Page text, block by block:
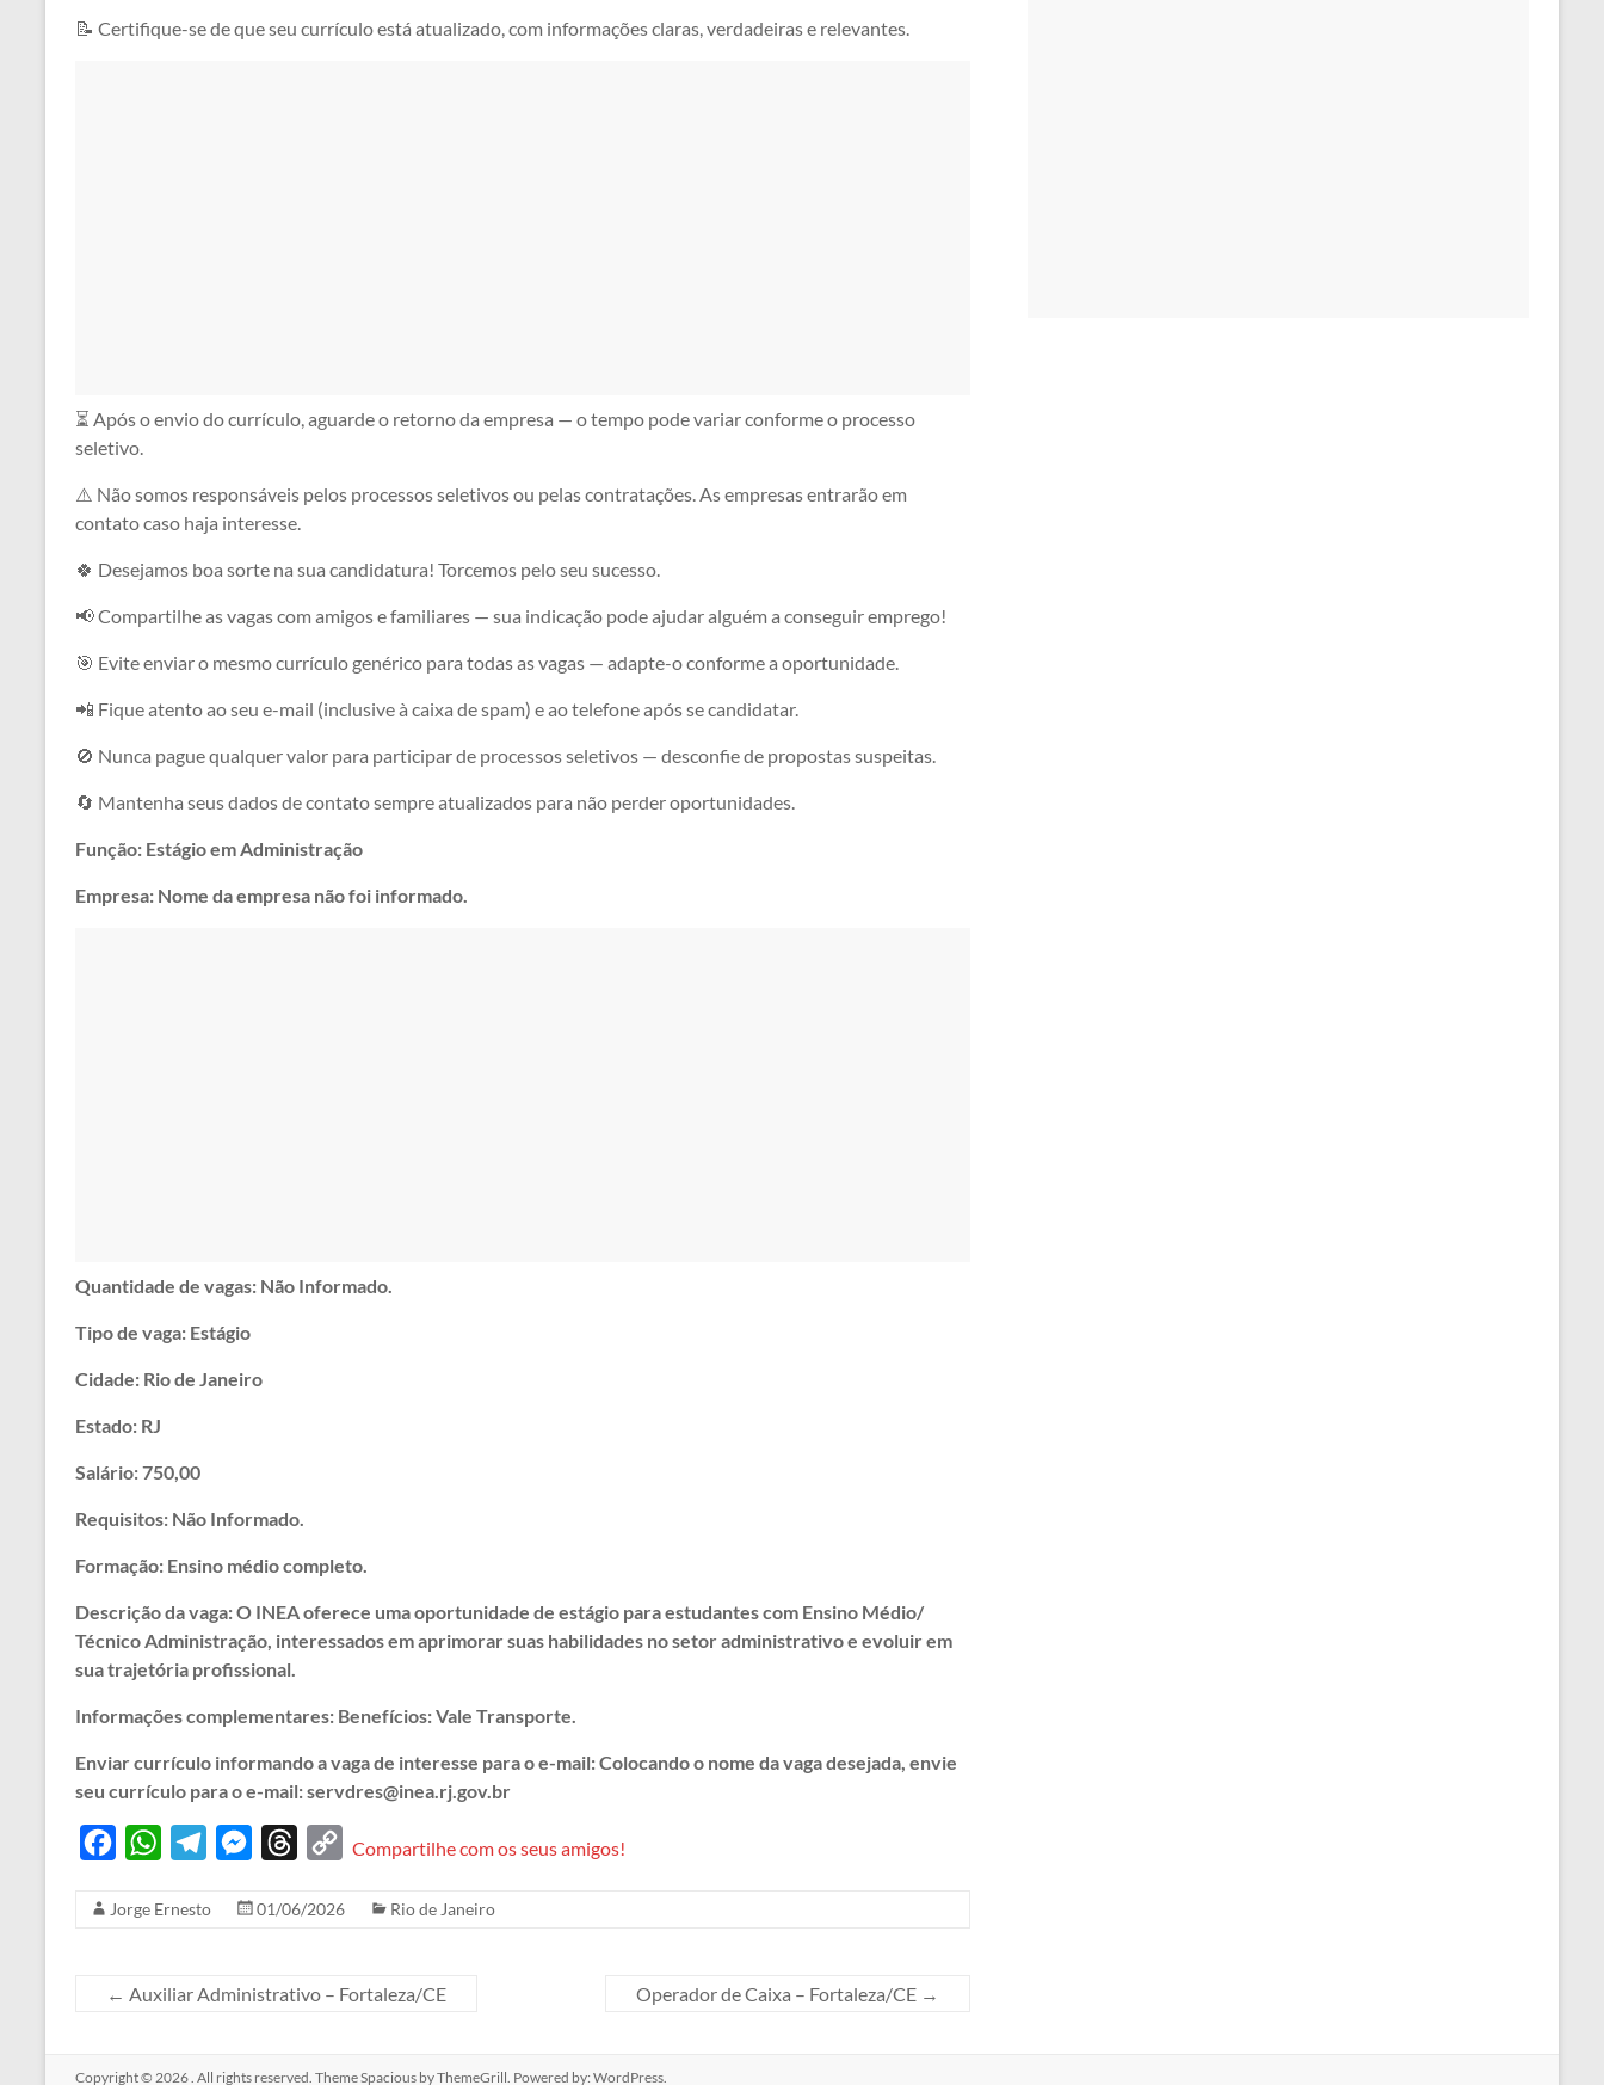
📝 Certifique-se de que seu currículo está atualizado, com informações claras, verdadeiras e relevantes.
⏳ Após o envio do currículo, aguarde o retorno da empresa — o tempo pode variar conforme o processo
seletivo.
⚠️ Não somos responsáveis pelos processos seletivos ou pelas contratações. As empresas entrarão em
contato caso haja interesse.
🍀 Desejamos boa sorte na sua candidatura! Torcemos pelo seu sucesso.
📢 Compartilhe as vagas com amigos e familiares — sua indicação pode ajudar alguém a conseguir emprego!
🎯 Evite enviar o mesmo currículo genérico para todas as vagas — adapte-o conforme a oportunidade.
📲 Fique atento ao seu e-mail (inclusive à caixa de spam) e ao telefone após se candidatar.
🚫 Nunca pague qualquer valor para participar de processos seletivos — desconfie de propostas suspeitas.
🔄 Mantenha seus dados de contato sempre atualizados para não perder oportunidades.
Função: Estágio em Administração
Empresa: Nome da empresa não foi informado.
Quantidade de vagas: Não Informado.
Tipo de vaga: Estágio
Cidade: Rio de Janeiro
Estado: RJ
Salário: 750,00
Requisitos: Não Informado.
Formação: Ensino médio completo.
Descrição da vaga: O INEA oferece uma oportunidade de estágio para estudantes com Ensino Médio/
Técnico Administração, interessados em aprimorar suas habilidades no setor administrativo e evoluir em
sua trajetória profissional.
Informações complementares: Benefícios: Vale Transporte.
Enviar currículo informando a vaga de interesse para o e-mail: Colocando o nome da vaga desejada, envie
seu currículo para o e-mail: servdres@inea.rj.gov.br
c
W
a
s
l
M
s
e
r
a
C
p
L
Compartilhe com os seus amigos!
Jorge Ernesto 01/06/2026 Rio de Janeiro
← Auxiliar Administrativo – Fortaleza/CE Operador de Caixa – Fortaleza/CE →
Copyright © 2026. All rights reserved. ThemeSpacious by ThemeGrill. Powered by: WordPress.